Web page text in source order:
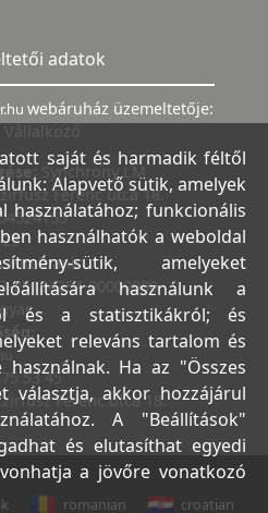
adatok
webáruház üzemeltetője:
Synchrony LM
Ferenc utca 18.
Hitelbank
25154254-00000000
53 45
Ferenc utca 18.
romanian croatian
saját és harmadik féltől
Alapvető sütik, amelyek
használatához; funkcionális
használhatók a weboldal
sütik, amelyeket
használunk a
és a statisztikákról; és
releváns tartalom és
Ha az "Összes
választja, akkor hozzájárul
A "Beállítások"
és elutasíthat egyedi
a jövőre vonatkozó